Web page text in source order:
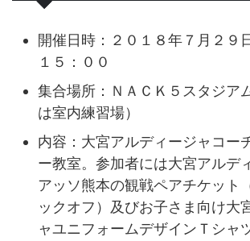
開催日時：２０１８年７月２９
１５：００
集合場所：ＮＡＣＫ５スタジア
は室内練習場）
内容：大宮アルディージャコー
ー教室。参加者には大宮アルデ
アッソ熊本の観戦ペアチケット
ックオフ）及びお子さま向け大
ャユニフォームデザインＴシャ